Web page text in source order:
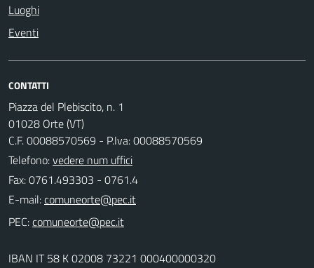
Luoghi
Eventi
CONTATTI
Piazza del Plebiscito, n. 1
01028 Orte (VT)
C.F. 00088570569 - P.Iva: 00088570569
Telefono:vedere num uffici
Fax: 0761.493303 - 0761.4
E-mail:
PEC:
IBAN IT 58 K 02008 73221 000400000320